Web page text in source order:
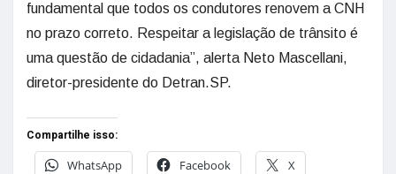
fundamental que todos os condutores renovem a CNH
no prazo correto. Respeitar a legislação de trânsito é
uma questão de cidadania”, alerta Neto Mascellani,
diretor-presidente do Detran.SP.
Compartilhe isso:
WhatsApp
Facebook X